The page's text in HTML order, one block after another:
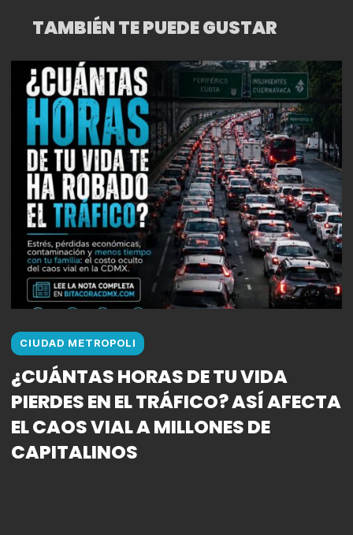
PROYECTO DEL CONSORCIO
TAMBIÉN TE PUEDE GUSTAR
CIUDAD METROPOLI
¿CUÁNTAS HORAS DE TU VIDA
PIERDES EN EL TRÁFICO? ASÍ AFECTA
EL CAOS VIAL A MILLONES DE
CAPITALINOS